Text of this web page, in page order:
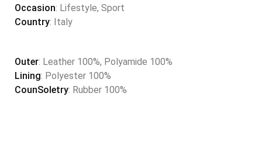
Occasion: Lifestyle, Sport
Country: Italy
Outer: Leather 100%, Polyamide 100%
Lining: Polyester 100%
CounSoletry: Rubber 100%